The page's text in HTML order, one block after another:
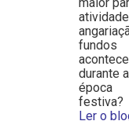
fundos
acontece
durante a
época
festiva?
Ler o